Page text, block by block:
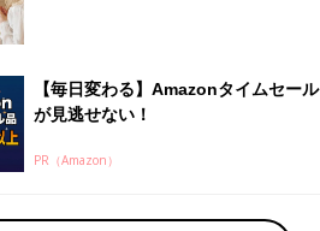
【毎日変わる】Amazonタイムセール
が見逃せない！
PR（Amazon）